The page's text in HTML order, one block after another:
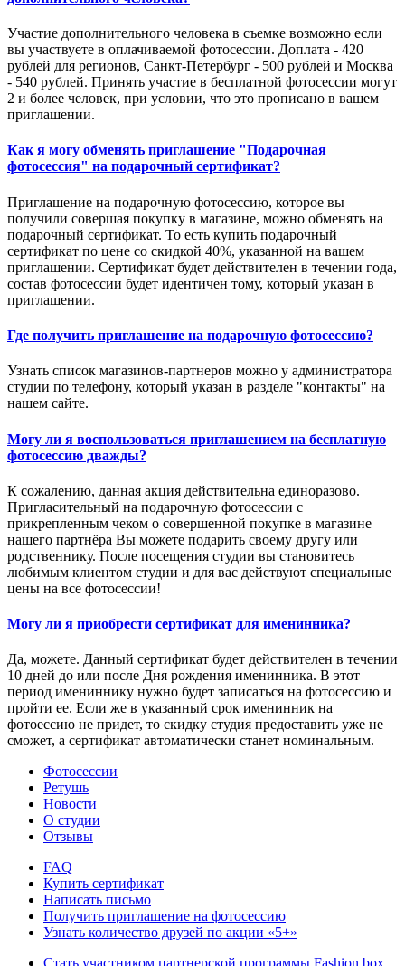
Участие дополнительного человека в съемке возможно если
вы участвуете в оплачиваемой фотосессии. Доплата - 420
рублей для регионов, Санкт-Петербург - 500 рублей и Москва
- 540 рублей. Принять участие в бесплатной фотосессии могут
2 и более человек, при условии, что это прописано в вашем
приглашении.
Как я могу обменять приглашение "Подарочная
фотосессия" на подарочный сертификат?
Приглашение на подарочную фотосессию, которое вы
получили совершая покупку в магазине, можно обменять на
подарочный сертификат. То есть купить подарочный
сертификат по цене со скидкой 40%, указанной на вашем
приглашении. Сертификат будет действителен в течении года,
состав фотосессии будет идентичен тому, который указан в
приглашении.
Где получить приглашение на подарочную фотосессию?
Узнать список магазинов-партнеров можно у администратора
студии по телефону, который указан в разделе "контакты" на
нашем сайте.
Могу ли я воспользоваться приглашением на бесплатную
фотосессию дважды?
К сожалению, данная акция действительна единоразово.
Пригласительный на подарочную фотосессии с
прикрепленным чеком о совершенной покупке в магазине
нашего партнёра Вы можете подарить своему другу или
родственнику. После посещения студии вы становитесь
любимым клиентом студии и для вас действуют специальные
цены на все фотосессии!
Могу ли я приобрести сертификат для именинника?
Да, можете. Данный сертификат будет действителен в течении
10 дней до или после Дня рождения именинника. В этот
период имениннику нужно будет записаться на фотосессию и
пройти ее. Если же в указанный срок именинник на
фотоессию не придет, то скидку студия предоставить уже не
сможет, а сертификат автоматически станет номинальным.
Фотосессии
Ретушь
Новости
О студии
Отзывы
FAQ
Купить сертификат
Написать письмо
Получить приглашение на фотосессию
Узнать количество друзей по акции «5+»